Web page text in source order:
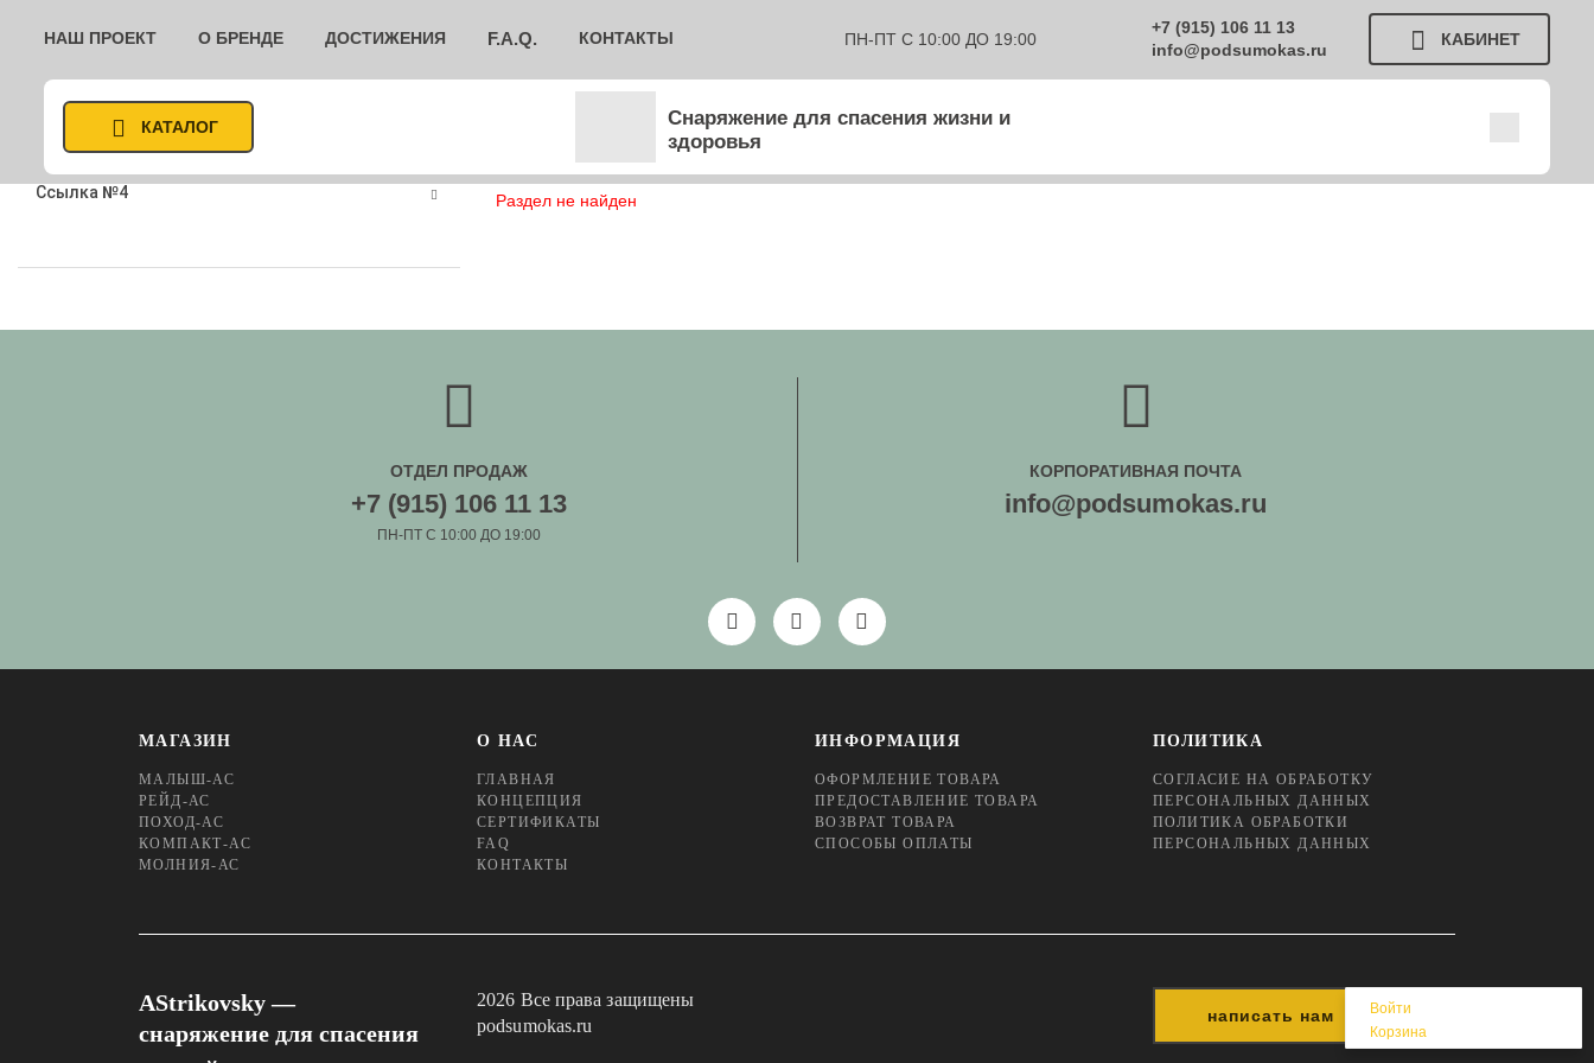
НАШ ПРОЕКТ О БРЕНДЕ ДОСТИЖЕНИЯ F.A.Q. КОНТАКТЫ ПН-ПТ С 10:00 ДО 19:00
+7 (915) 106 11 13
info@podsumokas.ru
КАБИНЕТ
КАТАЛОГ
Снаряжение для спасения жизни и
здоровья
Ссылка №2
Ссылка №3
Ссылка №4
Войти
Корзина
Раздел не найден
ОТДЕЛ ПРОДАЖ
+7 (915) 106 11 13
ПН-ПТ С 10:00 ДО 19:00
КОРПОРАТИВНАЯ ПОЧТА
info@podsumokas.ru
МАГАЗИН
МАЛЫШ-АС
РЕЙД-АС
ПОХОД-АС
КОМПАКТ-АС
МОЛНИЯ-АС
О НАС
ГЛАВНАЯ
КОНЦЕПЦИЯ
СЕРТИФИКАТЫ
FAQ
КОНТАКТЫ
ИНФОРМАЦИЯ
ОФОРМЛЕНИЕ ТОВАРА
ПРЕДОСТАВЛЕНИЕ ТОВАРА
ВОЗВРАТ ТОВАРА
СПОСОБЫ ОПЛАТЫ
ПОЛИТИКА
СОГЛАСИЕ НА ОБРАБОТКУ
ПЕРСОНАЛЬНЫХ ДАННЫХ
ПОЛИТИКА ОБРАБОТКИ
ПЕРСОНАЛЬНЫХ ДАННЫХ
AStrikovsky —
снаряжение для спасения
2026 Все права защищены
podsumokas.ru
написать нам